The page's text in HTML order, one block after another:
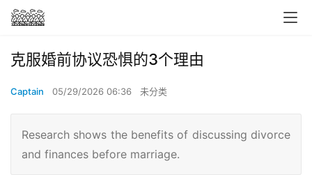
克服婚前协议恐惧的3个理由
Captain 05/29/2026 06:36 未分类
Research shows the benefits of discussing divorce
and finances before marriage.